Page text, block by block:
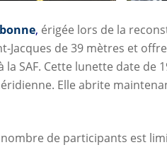
, érigée lors de la
Jacques de 39 mètres et
SAF. Cette lunette date de
Elle abrite
de participants est